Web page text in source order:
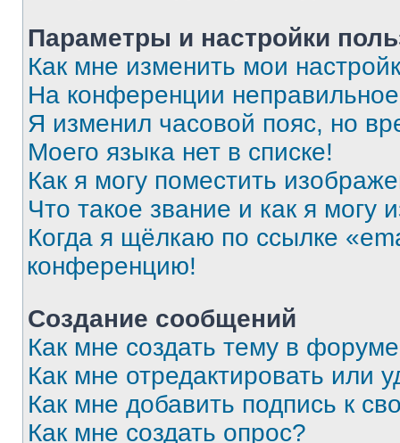
Параметры и настройки
Как мне изменить мои
На конференции
Я изменил часовой пояс, но
Моего языка нет в списке!
Как я могу поместить
Что такое звание и как я могу
Когда я щёлкаю по ссылке
конференцию!
Создание сообщений
Как мне создать тему в
Как мне отредактировать или
Как мне добавить подпись к
Как мне создать опрос?